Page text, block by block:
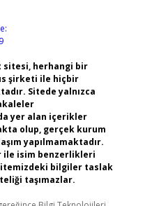
sitesi, herhangi bir
şirketi ile hiçbir
Sitede yalnızca
yer alan içerikler
olup, gerçek kurum
yapılmamaktadır.
ile isim benzerlikleri
bilgiler taslak
taşımazlar.